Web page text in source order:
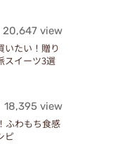
20,647 view
いたい！贈り
スイーツ3選
18,395 view
ふわもち食感
ピ